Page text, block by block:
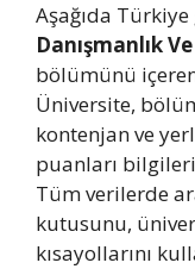
Aşağıda
Danışmanlık
bölümünü
Üniversite,
kontenjan ve
puanları
Tüm verilerde
kutusunu,
kısayollarını